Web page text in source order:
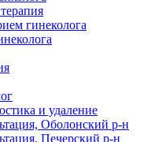
гинеколога
и удаление
Оболонский р-н
Печерский р-н